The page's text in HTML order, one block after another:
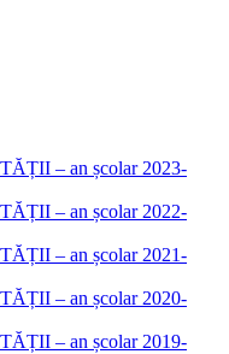
– an școlar 2023-
– an școlar 2022-
– an școlar 2021-
– an școlar 2020-
– an școlar 2019-